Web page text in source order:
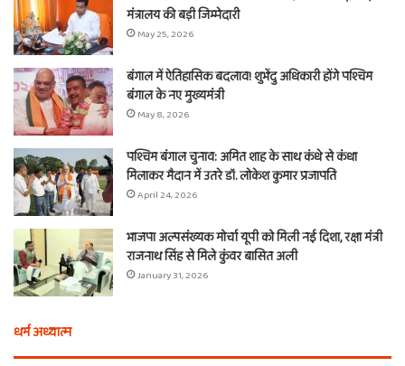
मंत्रालय की बड़ी जिम्मेदारी
May 25, 2026
बंगाल में ऐतिहासिक बदलाव! शुभेंदु अधिकारी होंगे पश्चिम
बंगाल के नए मुख्यमंत्री
May 8, 2026
पश्चिम बंगाल चुनाव: अमित शाह के साथ कंधे से कंधा
मिलाकर मैदान में उतरे डॉ. लोकेश कुमार प्रजापति
April 24, 2026
भाजपा अल्पसंख्यक मोर्चा यूपी को मिली नई दिशा, रक्षा मंत्री
राजनाथ सिंह से मिले कुंवर बासित अली
January 31, 2026
धर्म अध्यात्म